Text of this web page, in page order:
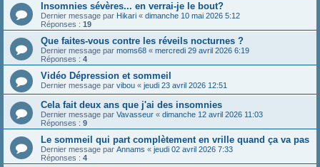
Insomnies sévères... en verrai-je le bout?
Dernier message par Hikari « dimanche 10 mai 2026 5:12
Réponses : 19
Que faites-vous contre les réveils nocturnes ?
Dernier message par moms68 « mercredi 29 avril 2026 6:19
Réponses : 4
Vidéo Dépression et sommeil
Dernier message par vibou « jeudi 23 avril 2026 12:51
Cela fait deux ans que j'ai des insomnies
Dernier message par Vavasseur « dimanche 12 avril 2026 11:03
Réponses : 9
Le sommeil qui part complètement en vrille quand ça va pas
Dernier message par Annams « jeudi 02 avril 2026 7:33
Réponses : 4